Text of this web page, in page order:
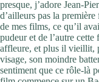
presque, j’adore Jean-
d’ailleurs pas la
de mes films, ce qu’il
pudeur et de l’autre
affleure, et plus il vieillit,
visage, son moindre
sentiment que ce rôle-là